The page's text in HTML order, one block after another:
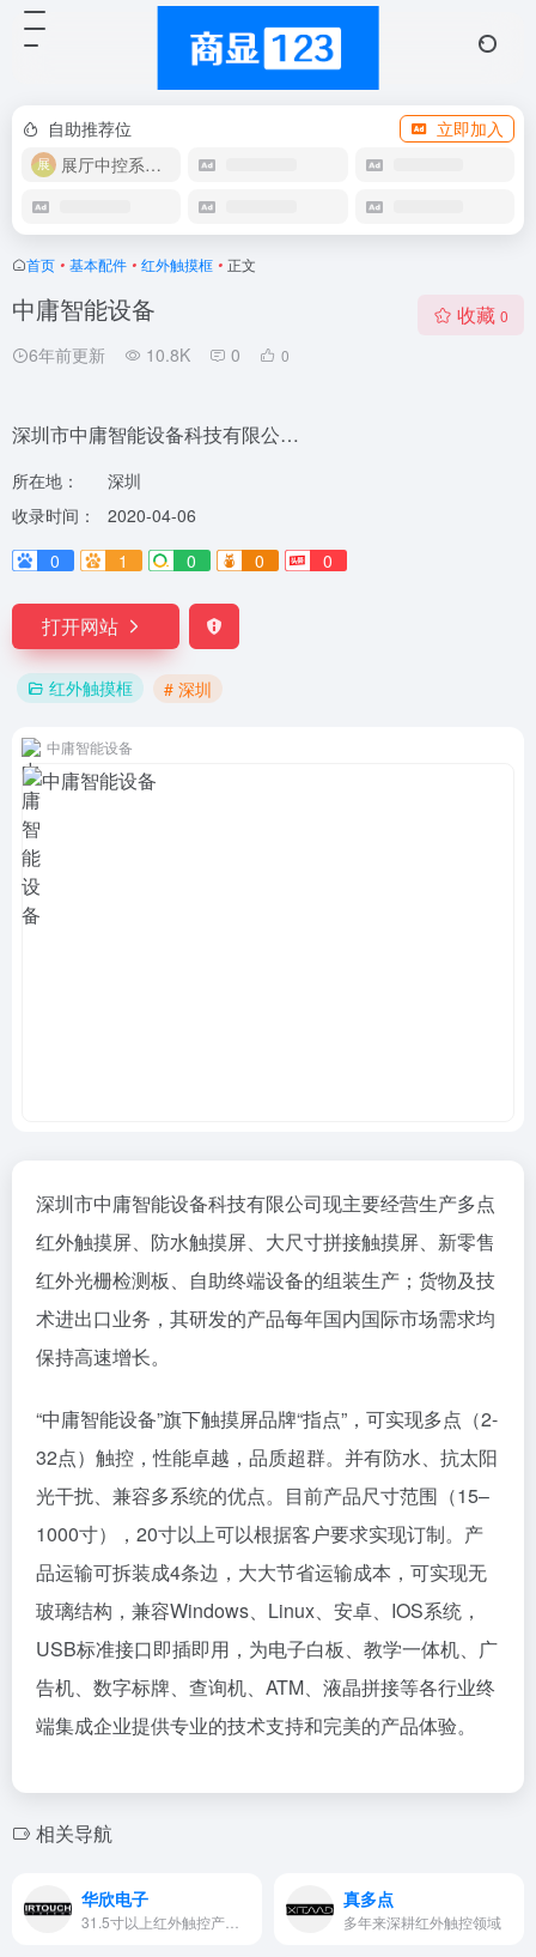
自助推荐位
立即加入
展厅中控系统OEM
首页 • 基本配件 • 红外触摸框 • 正文
中庸智能设备
6年前更新 10.8K 0 0
收藏 0
深圳市中庸智能设备科技有限公…
所在地：
深圳
收录时间：
2020-04-06
0
1 0 0 0
打开网站
红外触摸框 # 深圳
中庸智能设备
深圳市中庸智能设备科技有限公司现主要经营生产多点
红外触摸屏、防水触摸屏、大尺寸拼接触摸屏、新零售
红外光栅检测板、自助终端设备的组装生产；货物及技
术进出口业务，其研发的产品每年国内国际市场需求均
保持高速增长。
“中庸智能设备”旗下触摸屏品牌“指点”，可实现多点（2-
32点）触控，性能卓越，品质超群。并有防水、抗太阳
光干扰、兼容多系统的优点。目前产品尺寸范围（15–
1000寸），20寸以上可以根据客户要求实现订制。产
品运输可拆装成4条边，大大节省运输成本，可实现无
玻璃结构，兼容Windows、Linux、安卓、IOS系统，
USB标准接口即插即用，为电子白板、教学一体机、广
告机、数字标牌、查询机、ATM、液晶拼接等各行业终
端集成企业提供专业的技术支持和完美的产品体验。
相关导航
华欣电子 真多点
多年来深耕红外触控领域